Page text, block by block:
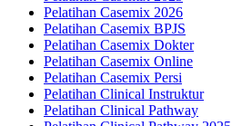
Pelatihan Casemix 2026
Pelatihan Casemix BPJS
Pelatihan Casemix Dokter
Pelatihan Casemix Online
Pelatihan Casemix Persi
Pelatihan Clinical Instruktur
Pelatihan Clinical Pathway